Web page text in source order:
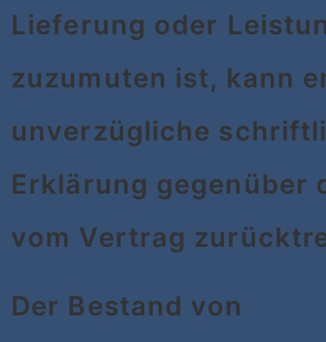
Lieferung oder
zuzumuten ist, kann
unverzügliche
Erklärung gegenüber
vom Vertrag
Der Bestand von